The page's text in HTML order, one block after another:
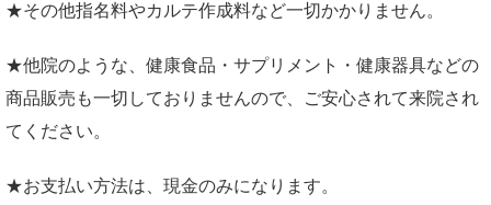
★その他指名料やカルテ作成料など一切かかりません。
★他院のような、健康食品・サプリメント・健康器具などの
商品販売も一切しておりませんので、ご安心されて来院され
てください。
★お支払い方法は、現金のみになります。